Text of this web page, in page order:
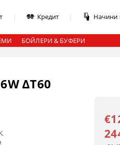
Кредит Начини
БОЙЛЕРИ & БУФЕРИ
ΔT60